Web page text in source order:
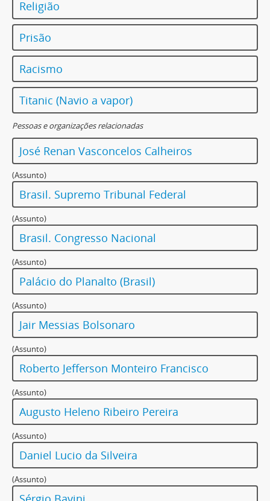
Religião
Prisão
Racismo
Titanic (Navio a vapor)
Pessoas e organizações relacionadas
José Renan Vasconcelos Calheiros
(Assunto)
Brasil. Supremo Tribunal Federal
(Assunto)
Brasil. Congresso Nacional
(Assunto)
Palácio do Planalto (Brasil)
(Assunto)
Jair Messias Bolsonaro
(Assunto)
Roberto Jefferson Monteiro Francisco
(Assunto)
Augusto Heleno Ribeiro Pereira
(Assunto)
Daniel Lucio da Silveira
(Assunto)